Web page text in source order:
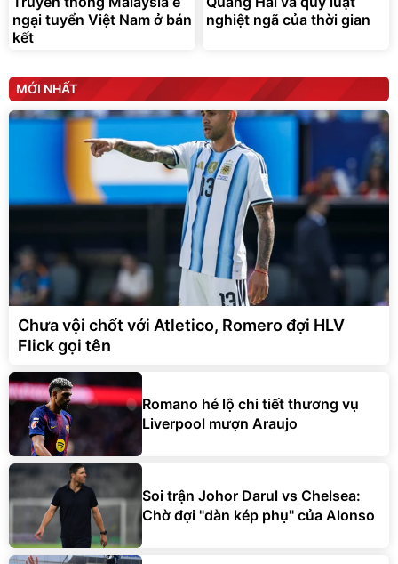
ngại tuyển Việt Nam ở bán
kết
nghiệt ngã của thời gian
MỚI NHẤT
Chưa vội chốt với Atletico, Romero đợi HLV
Flick gọi tên
Romano hé lộ chi tiết thương vụ
Liverpool mượn Araujo
Soi trận Johor Darul vs Chelsea:
Chờ đợi "dàn kép phụ" của Alonso